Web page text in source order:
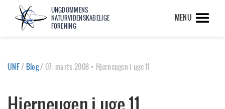
UNGDOMMENS
NATURVIDENSKABELIGE
FORENING
MENU
UNF/Blog/07. marts 2008 • Hjerneugen i uge 11